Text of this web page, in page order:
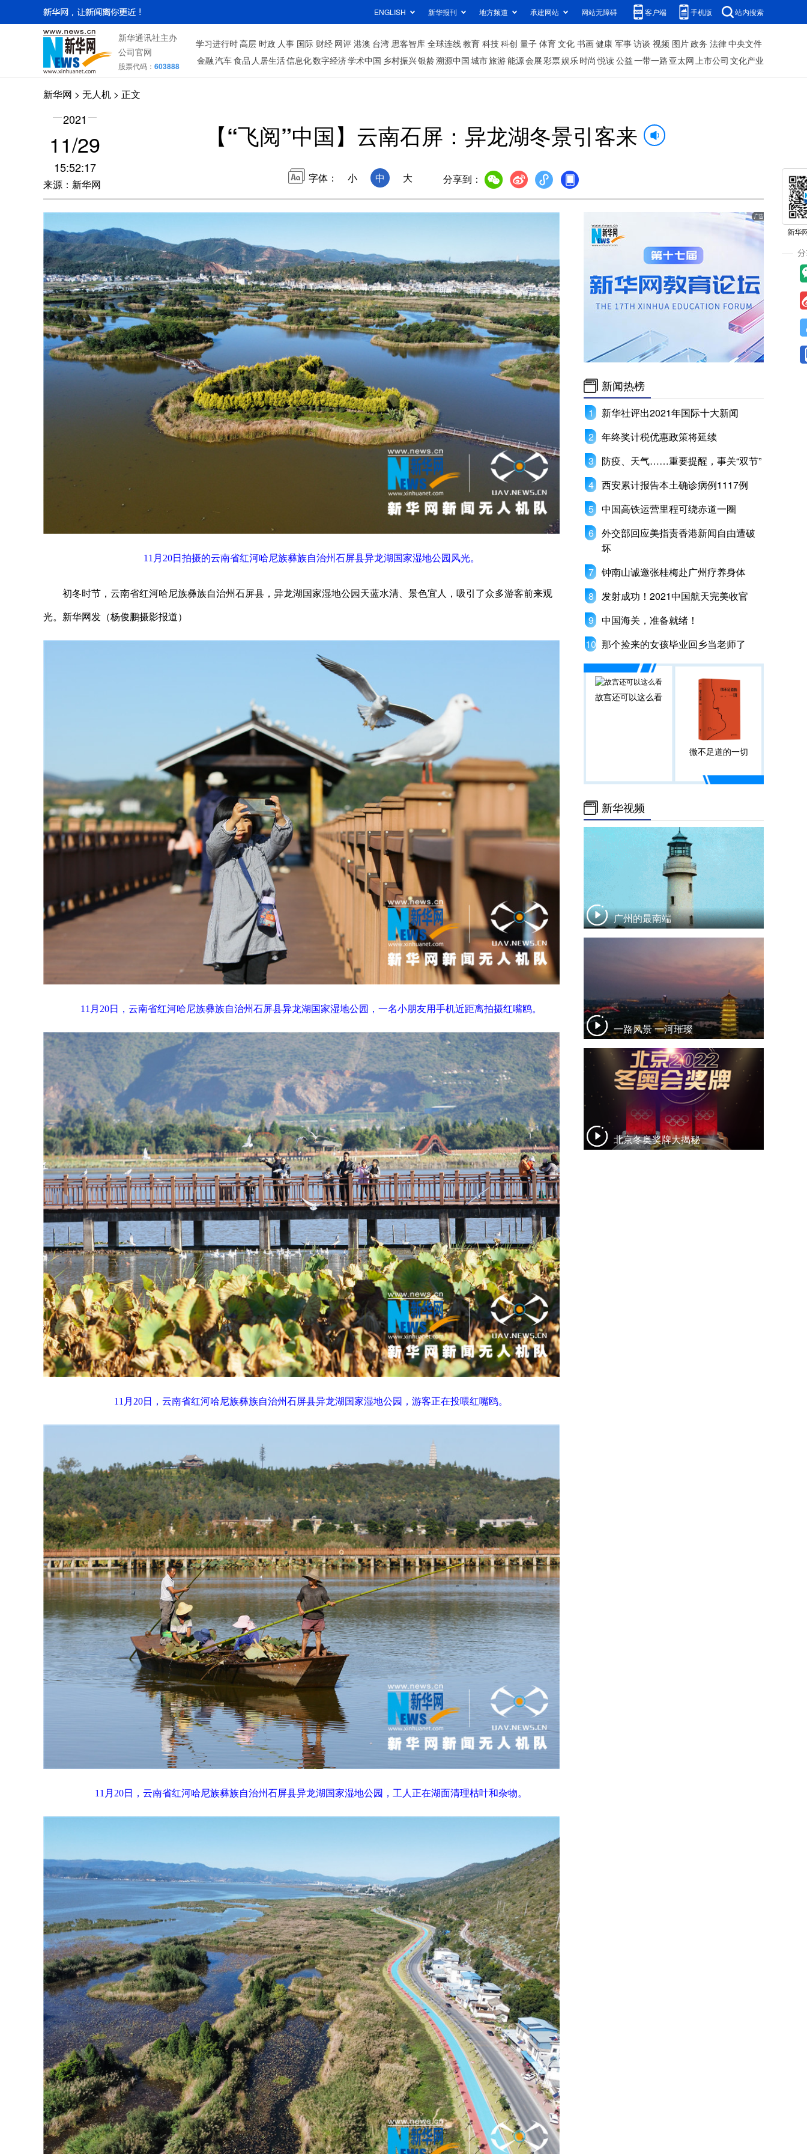
ENGLISH 新华报刊 地方频道 承建网站 网站无障碍 客户端 手机版 站内搜索
新华通讯社主办
公司官网
股票代码： 603888
学习进行时高层 时政 人事 国际 财经 网评 港澳 台湾 思客智库 全球连线教育 科技科创 量子 体育文化 书画健康 军事访谈 视频 图片政务 法律中央文件
金融汽车食品 人居生活信息化数字经济学术中国 乡村振兴银龄溯源中国城市旅游能源会展彩票娱乐时尚 悦读公益一带一路 亚太网上市公司 文化产业
新华网 > 无人机 > 正文
2021
11/29
15:52:17
来源：新华网
【“飞阅”中国】云南石屏：异龙湖冬景引客来
字体： 小 中 大 分享到：
11月20日拍摄的云南省红河哈尼族彝族自治州石屏县异龙湖国家湿地公园风光。
初冬时节，云南省红河哈尼族彝族自治州石屏县，异龙湖国家湿地公园天蓝水清、景色宜人，吸引了众多游客前来观
光。新华网发（杨俊鹏摄影报道）
11月20日，云南省红河哈尼族彝族自治州石屏县异龙湖国家湿地公园，一名小朋友用手机近距离拍摄红嘴鸥。
11月20日，云南省红河哈尼族彝族自治州石屏县异龙湖国家湿地公园，游客正在投喂红嘴鸥。
11月20日，云南省红河哈尼族彝族自治州石屏县异龙湖国家湿地公园，工人正在湖面清理枯叶和杂物。
新闻热榜
新华社评出2021年国际十大新闻
年终奖计税优惠政策将延续
防疫、天气……重要提醒，事关“双节”
西安累计报告本土确诊病例1117例
中国高铁运营里程可绕赤道一圈
外交部回应美指责香港新闻自由遭破
坏
钟南山诚邀张桂梅赴广州疗养身体
发射成功！2021中国航天完美收官
中国海关，准备就绪！
那个捡来的女孩毕业回乡当老师了
故宫还可以这么看
微不足道的一切
新华视频
广州的最南端
一路风景 一河璀璨
北京冬奥奖牌大揭秘